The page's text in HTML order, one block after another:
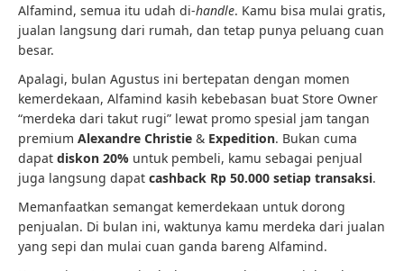
Alfamind, semua itu udah di-handle. Kamu bisa mulai gratis,
jualan langsung dari rumah, dan tetap punya peluang cuan
besar.
Apalagi, bulan Agustus ini bertepatan dengan momen
kemerdekaan, Alfamind kasih kebebasan buat Store Owner
“merdeka dari takut rugi” lewat promo spesial jam tangan
premium Alexandre Christie & Expedition. Bukan cuma
dapat diskon 20% untuk pembeli, kamu sebagai penjual
juga langsung dapat cashback Rp 50.000 setiap transaksi.
Memanfaatkan semangat kemerdekaan untuk dorong
penjualan. Di bulan ini, waktunya kamu merdeka dari jualan
yang sepi dan mulai cuan ganda bareng Alfamind.